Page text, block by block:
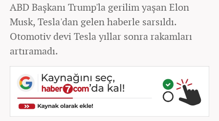
ABD Başkanı Trump'la gerilim yaşan Elon
Musk, Tesla'dan gelen haberle sarsıldı.
Otomotiv devi Tesla yıllar sonra rakamları
artıramadı.